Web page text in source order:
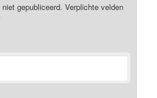
gepubliceerd. Verplichte velden